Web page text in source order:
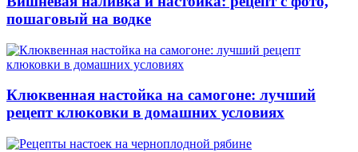
пошаговый на водке
Клюквенная настойка на самогоне: лучший
рецепт клюковки в домашних условиях